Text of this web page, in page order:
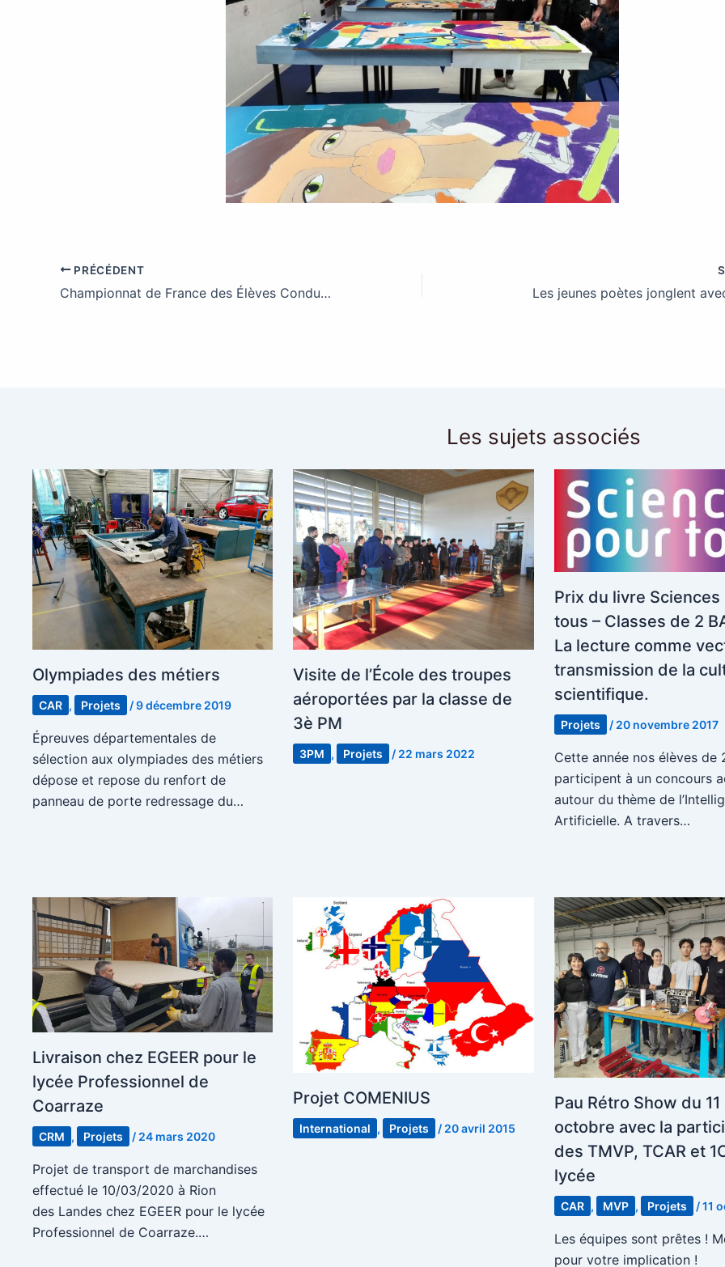
PRÉCÉDENT
Championnat de France des Élèves Conducteurs Routiers 2017 Les jeunes poètes jonglent
Les sujets associés
Olympiades des métiers
CAR , Projets /9 décembre 2019
Épreuves départementales de
sélection aux olympiades des métiers
dépose et repose du renfort de
panneau de porte redressage du…
Visite de l’École des troupes
aéroportées par la classe de
3è PM
3PM , Projets / 22 mars 2022
Prix du livre Sciences
tous – Classes de 2
La lecture comme
transmission de la
scientifique.
Projets / 20 novembre 2017
Cette année nos élèves de
participent à un concours
autour du thème de
Artificielle. A travers…
Livraison chez EGEER pour le
lycée Professionnel de
Coarraze
CRM , Projets / 24 mars 2020
Projet de transport de marchandises
effectué le 10/03/2020 à Rion
des Landes chez EGEER pour le lycée
Professionnel de Coarraze.…
Projet COMENIUS
International , Projets / 20 avril 2015
Pau Rétro Show du 11
octobre avec la
des TMVP, TCAR et
lycée
CAR , MVP , Projets /11
Les équipes sont prêtes !
pour votre implication !